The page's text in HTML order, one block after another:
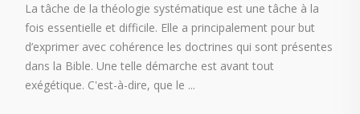
La tâche de la théologie systématique est une tâche à la
fois essentielle et difficile. Elle a principalement pour but
d’exprimer avec cohérence les doctrines qui sont présentes
dans la Bible. Une telle démarche est avant tout
exégétique. C'est-à-dire, que le